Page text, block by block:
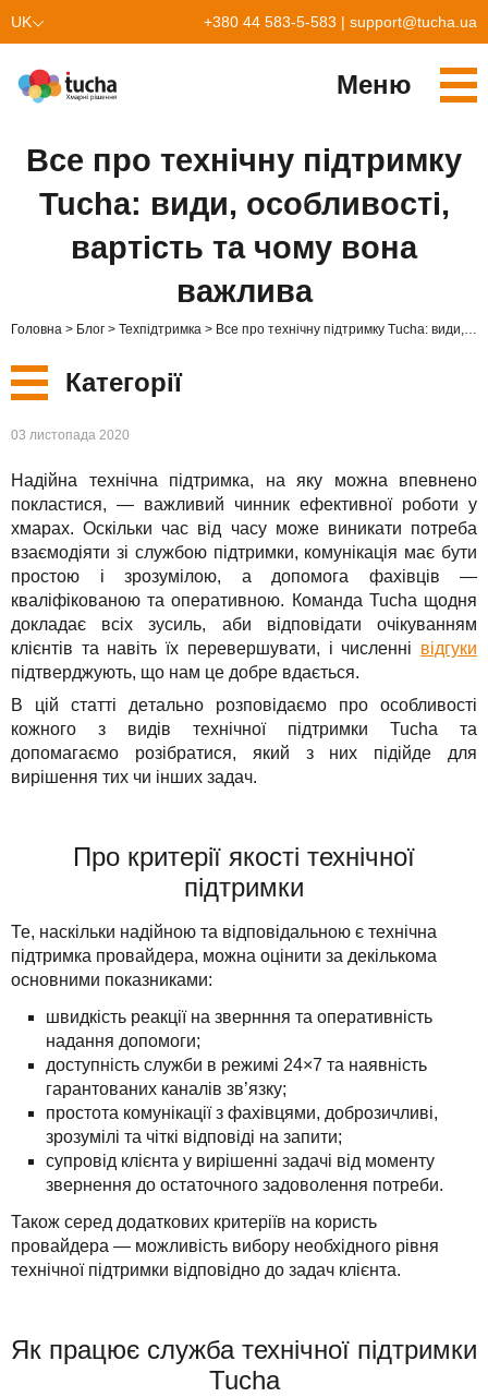
UK +380 44 583-5-583 | support@tucha.ua
Меню
TuchaFlex+
TuchaBit
TuchaHost
TuchaHosting
TuchaSync
Бухгалтерія у хмарі
Хостиг сайтів на Laravel
Хостинг CRM
Реселінг хостингу
Партнерство
Наші партнери
Блог
Про нас
Контакти
Все про технічну підтримку
Tucha: види, особливості,
вартість та чому вона
важлива
Головна Блог Техпідтримка Все про технічну підтримку Tucha: види, особливості, вартість та чому вона важлива
Категорії
Нові
Сервіси
Рішення
Для бізнесу
Техпідтримка
Інструкції
FAQ
Інтерв'ю
Свята
Акції
03 листопада 2020
Надійна технічна підтримка, на яку можна впевнено
покластися, — важливий чинник ефективної роботи у
хмарах. Оскільки час від часу може виникати потреба
взаємодіяти зі службою підтримки, комунікація має бути
простою і зрозумілою, а допомога фахівців —
кваліфікованою та оперативною. Команда Tucha щодня
докладає всіх зусиль, аби відповідати очікуванням
клієнтів та навіть їх перевершувати, і численні відгуки
підтверджують, що нам це добре вдається.
В цій статті детально розповідаємо про особливості
кожного з видів технічної підтримки Tucha та
допомагаємо розібратися, який з них підійде для
вирішення тих чи інших задач.
Про критерії якості технічної
підтримки
Те, наскільки надійною та відповідальною є технічна
підтримка провайдера, можна оцінити за декількома
основними показниками:
швидкість реакції на звернння та оперативність
надання допомоги;
доступність служби в режимі 24×7 та наявність
гарантованих каналів зв’язку;
простота комунікації з фахівцями, доброзичливі,
зрозумілі та чіткі відповіді на запити;
супровід клієнта у вирішенні задачі від моменту
звернення до остаточного задоволення потреби.
Також серед додаткових критеріїв на користь
провайдера — можливість вибору необхідного рівня
технічної підтримки відповідно до задач клієнта.
Як працює служба технічної підтримки
Tucha